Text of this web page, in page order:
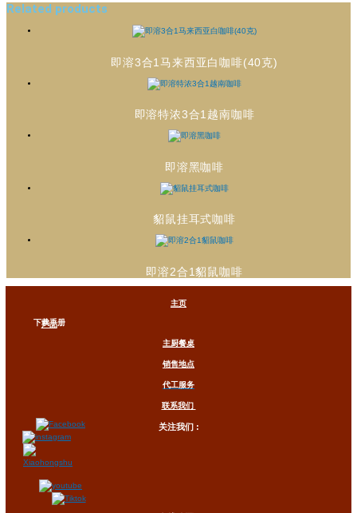
Related products
即溶3合1马来西亚白咖啡(40克)
即溶特浓3合1越南咖啡
即溶黑咖啡
貂鼠挂耳式咖啡
即溶2合1貂鼠咖啡
主页
产品
下载手册
主厨餐桌
销售地点
代工服务
联系我们
关注我们 :